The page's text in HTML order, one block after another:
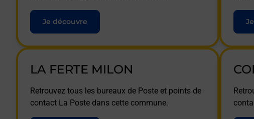
Je découvre
LA FERTE MILON
Retrouvez tous les bureaux de Poste et points de
contact La Poste dans cette commune.